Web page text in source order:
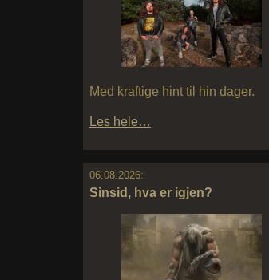
Med kraftige hint til hin dager.
Les hele…
06.08.2026:
Sinsid, hva er igjen?